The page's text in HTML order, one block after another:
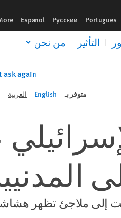
Português
Русский
Español
التأثير من نحن
ask again
متوفر بـ English العربية
إلى ملاجئ تظهر